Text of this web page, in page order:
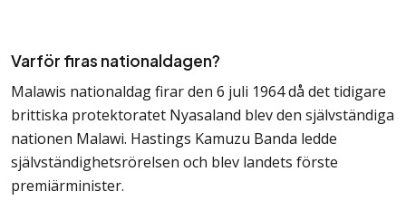
Varför firas nationaldagen?
Malawis nationaldag firar den 6 juli 1964 då det tidigare
brittiska protektoratet Nyasaland blev den självständiga
nationen Malawi. Hastings Kamuzu Banda ledde
självständighetsrörelsen och blev landets förste
premiärminister.